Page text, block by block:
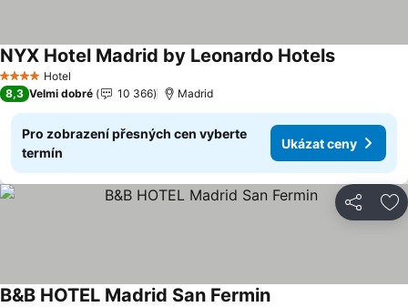
4 Počet hvězdiček
Hotel
NYX Hotel Madrid by Leonardo Hotels
8,3 Velmi dobré 10 366 Madrid
Pro zobrazení přesných cen vyberte
termín
Ukázat ceny
Sdílet
B&B HOTEL Madrid San Fermin